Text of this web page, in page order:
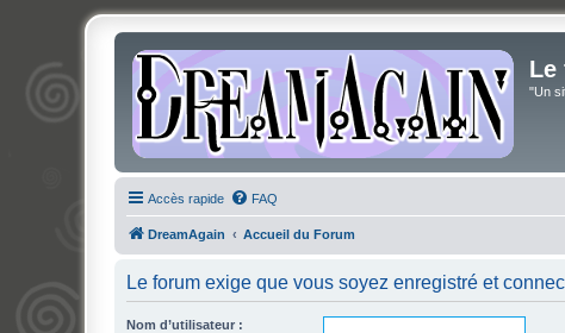
Le
"Un
Accès rapide FAQ
DreamAgain Accueil du Forum
Le forum exige que vous soyez enregistré et
Nom d’utilisateur :